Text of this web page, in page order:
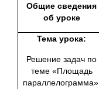
Общие сведения
об уроке
Тема урока:
Решение задач по
теме «Площадь
параллелограмма».